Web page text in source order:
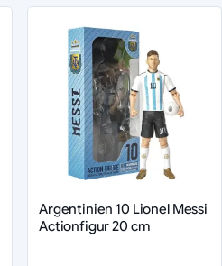
Argentinien 10 Lionel Messi
Actionfigur 20 cm